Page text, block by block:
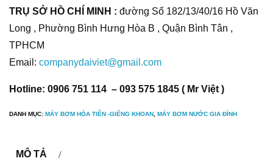
TRỤ SỞ HỒ CHÍ MINH : đường Số 182/13/40/16 Hồ Văn
Long , Phường Bình Hưng Hòa B , Quận Bình Tân ,
TPHCM
Email: companydaiviet@gmail.com
Hotline: 0906 751 114 – 093 575 1845 ( Mr Việt )
DANH MỤC: MÁY BƠM HỎA TIỄN -GIẾNG KHOAN MÁY BƠM NƯỚC GIA ĐÌNH
MÔ TẢ